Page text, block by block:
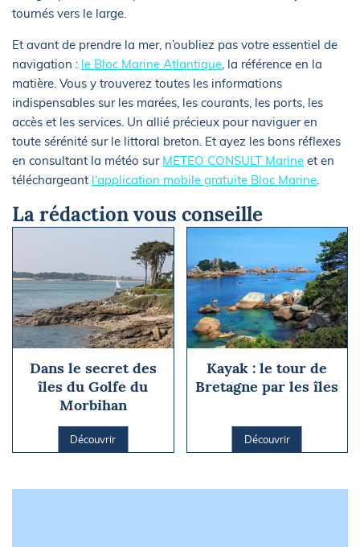
tournés vers le large.
Et avant de prendre la mer, n’oubliez pas votre essentiel de
navigation : le Bloc Marine Atlantique, la référence en la
matière. Vous y trouverez toutes les informations
indispensables sur les marées, les courants, les ports, les
accès et les services. Un allié précieux pour naviguer en
toute sérénité sur le littoral breton. Et ayez les bons réflexes
en consultant la météo sur METEO CONSULT Marine et en
téléchargeant l'application mobile gratuite Bloc Marine.
La rédaction vous conseille
Dans le secret des
îles du Golfe du
Morbihan
Découvrir
Kayak : le tour de
Bretagne par les îles
Découvrir